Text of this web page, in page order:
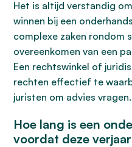
Het is altijd verstandig
winnen bij een
complexe zaken rondom
overeenkomen van een
Een rechtswinkel of
rechten effectief te
juristen om advies vragen.
Hoe lang is een
voordat deze